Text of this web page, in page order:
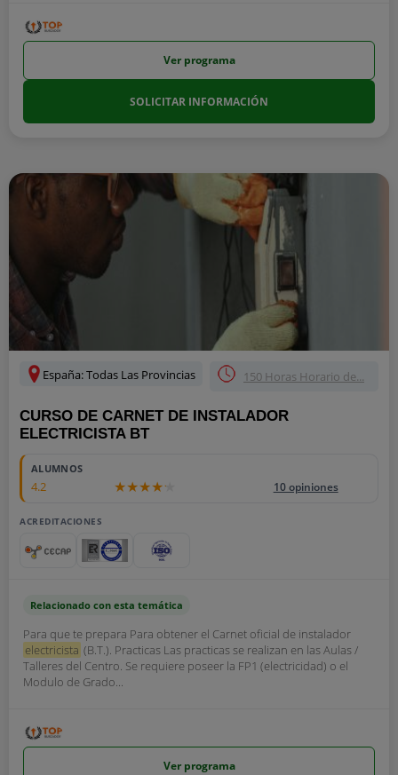
Ver programa
SOLICITAR INFORMACIÓN
España: Todas Las Provincias 150 Horas Horario de...
CURSO DE CARNET DE INSTALADOR
ELECTRICISTA BT
ALUMNOS
4.2 10 opiniones
ACREDITACIONES
Relacionado con esta temática
Para que te prepara Para obtener el Carnet oficial de instalador
electricista (B.T.). Practicas Las practicas se realizan en las Aulas /
Talleres del Centro. Se requiere poseer la FP1 (electricidad) o el
Modulo de Grado...
Ver programa